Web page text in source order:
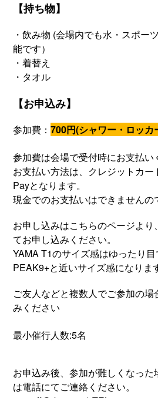
【持ち物】
・飲み物 (会場内でも水・スポー
能です）
・着替え
・タオル
【お申込み】
参加費：700円(シャワー・ロッカ
参加費は会場で受付時にお支払い
お支払い方法は、クレジットカ
Payとなります。
現金でのお支払いはできませんの
お申し込みはこちらのページより
てお申し込みください。
YAMA T1のサイズ感はゆったり
PEAK9+と近いサイズ感になりま
ご友人などと複数人でご参加の
みください
最小催行人数:5名
お申込み後、参加が難しくなった
は電話にてご連絡ください。